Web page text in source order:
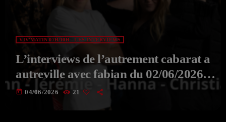
VIV'MATIN 07H/10H - LES INTERVIEWS
L’interviews de l’autrement cabarat a
autreville avec fabian du 02/06/2026
de VIV’MATIN Avec Aksel
today 04/06/2026 21